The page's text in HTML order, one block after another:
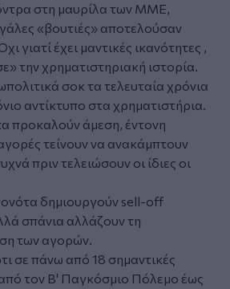
στη μαυρίλα των ΜΜΕ,
«βουτιές» αποτελούσαν
γιατί έχει μαντικές ικανότητες ,
την χρηματιστηριακή ιστορία.
σοκ τα τελευταία χρόνια
αντίκτυπο στα χρηματιστήρια.
προκαλούν άμεση, έντονη
τείνουν να ανακάμπτουν
πριν τελειώσουν οι ίδιες οι
δημιουργούν sell-off
σπάνια αλλάζουν τη
των αγορών.
σε πάνω από 18 σημαντικές
τον Β' Παγκόσμιο Πόλεμο έως